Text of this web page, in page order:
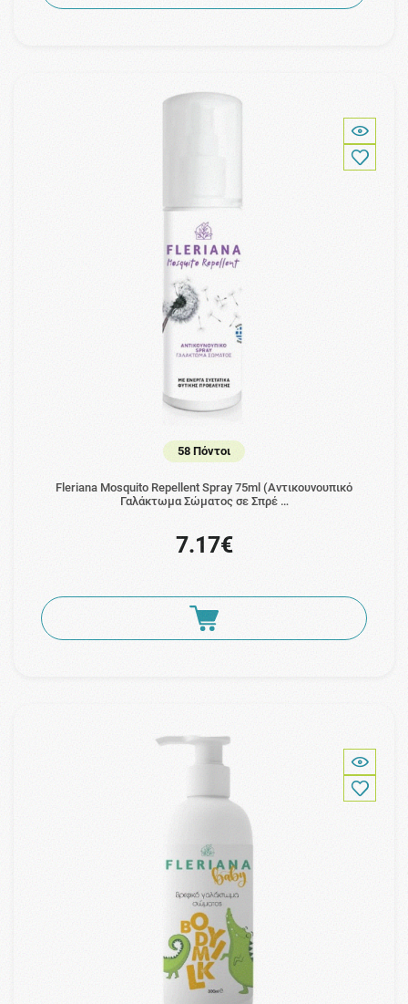
58 Πόντοι
Fleriana Mosquito Repellent Spray 75ml (Αντικουνουπικό
Γαλάκτωμα Σώματος σε Σπρέ …
7.17€